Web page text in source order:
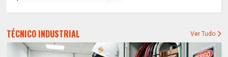
TÉCNICO INDUSTRIAL Ver Tudo